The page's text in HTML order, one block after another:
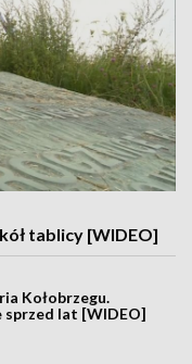
tablicy [WIDEO]
Kołobrzegu.
lat [WIDEO]